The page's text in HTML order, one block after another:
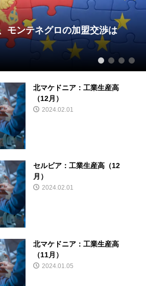
モンテネグロの加盟交渉は
1 2 3 4
北マケドニア：工業生産高
（12月）
2024.02.01
セルビア：工業生産高（12
月）
2024.02.01
北マケドニア：工業生産高
（11月）
2024.01.05